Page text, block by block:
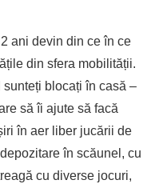
ani devin din ce în ce
din sfera mobilității.
blocați în casă –
să îi ajute să facă
în aer liber jucării de
în scăunel, cu
cu diverse jocuri,